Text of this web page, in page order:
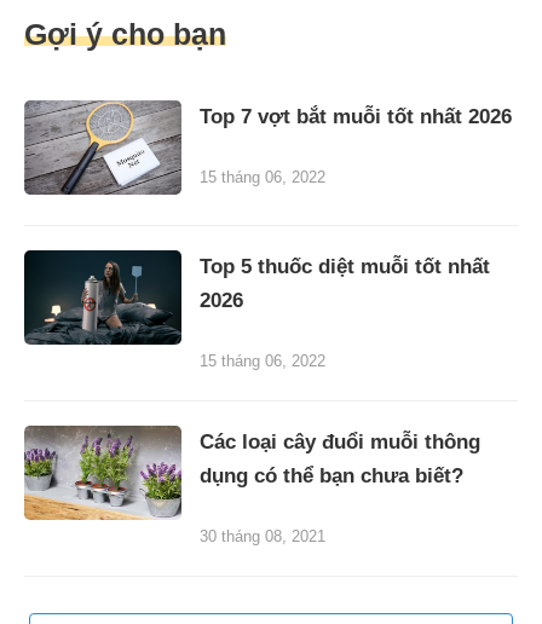
Gợi ý cho bạn
Top 7 vợt bắt muỗi tốt nhất 2026
15 tháng 06, 2022
Top 5 thuốc diệt muỗi tốt nhất
2026
15 tháng 06, 2022
Các loại cây đuổi muỗi thông
dụng có thể bạn chưa biết?
30 tháng 08, 2021